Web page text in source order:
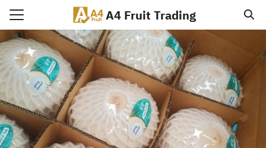
Skip
content
A4 Fruit Trading
Search
for: